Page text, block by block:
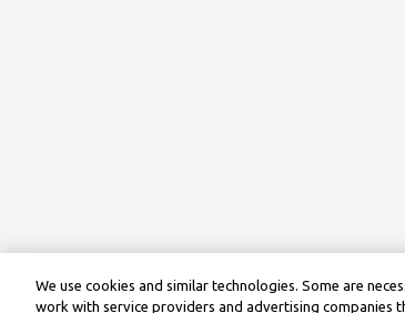
We use cookies and similar technologies. Some are
work with service providers and advertising companies